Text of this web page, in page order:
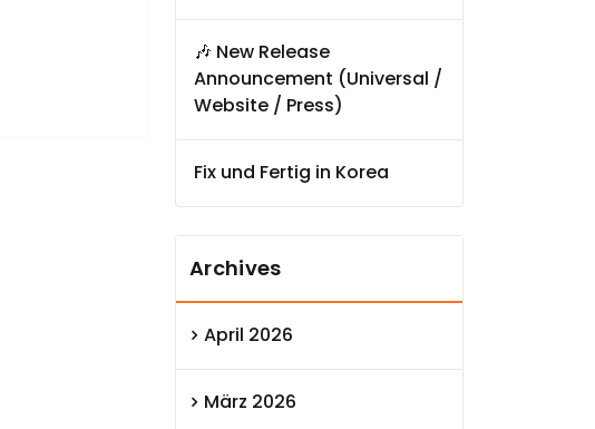
🎶 New Release
Announcement (Universal /
Website / Press)
Fix und Fertig in Korea
Archives
April 2026
März 2026